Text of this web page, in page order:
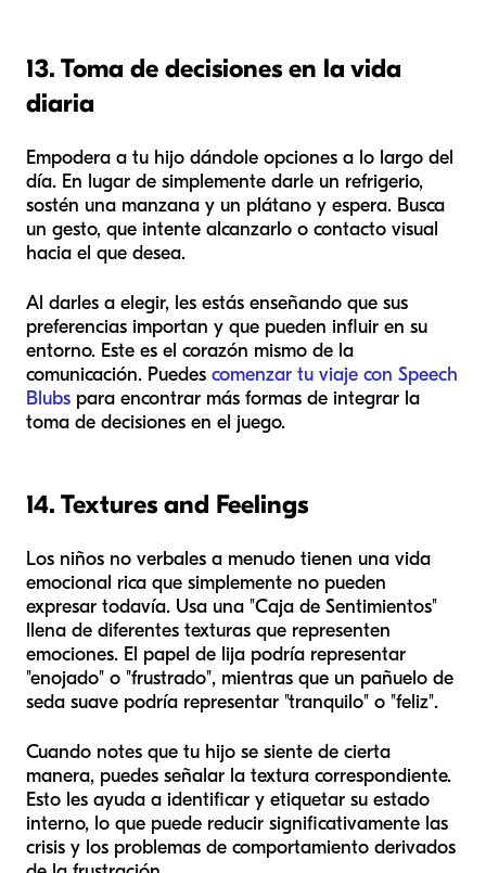
13. Toma de decisiones en la vida
diaria
Empodera a tu hijo dándole opciones a lo largo del
día. En lugar de simplemente darle un refrigerio,
sostén una manzana y un plátano y espera. Busca
un gesto, que intente alcanzarlo o contacto visual
hacia el que desea.
Al darles a elegir, les estás enseñando que sus
preferencias importan y que pueden influir en su
entorno. Este es el corazón mismo de la
comunicación. Puedes comenzar tu viaje con Speech
Blubs para encontrar más formas de integrar la
toma de decisiones en el juego.
14. Textures and Feelings
Los niños no verbales a menudo tienen una vida
emocional rica que simplemente no pueden
expresar todavía. Usa una "Caja de Sentimientos"
llena de diferentes texturas que representen
emociones. El papel de lija podría representar
"enojado" o "frustrado", mientras que un pañuelo de
seda suave podría representar "tranquilo" o "feliz".
Cuando notes que tu hijo se siente de cierta
manera, puedes señalar la textura correspondiente.
Esto les ayuda a identificar y etiquetar su estado
interno, lo que puede reducir significativamente las
crisis y los problemas de comportamiento derivados